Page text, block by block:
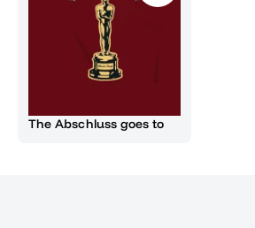
The Abschluss goes to